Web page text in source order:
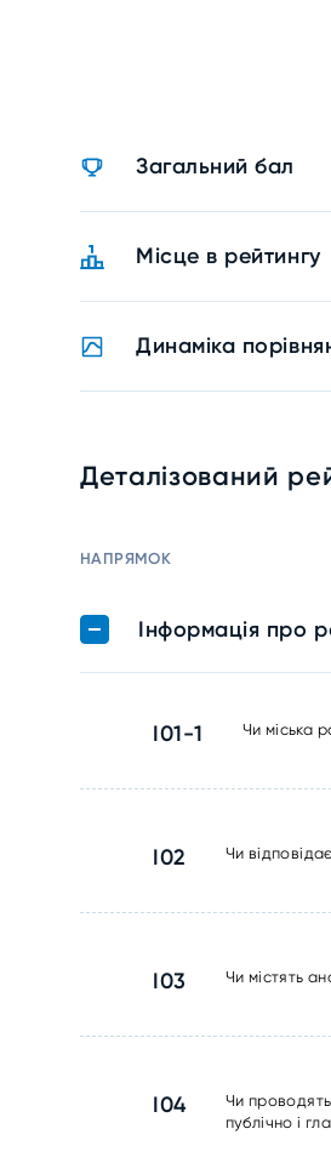
Загальний бал
Місце в рейтингу
Динаміка
Деталізований
НАПРЯМОК
Інформація про
I01-1 Чи міська
I02 Чи
I03 Чи містять
I04
Чи
публічно і